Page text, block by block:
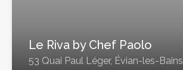
Le Riva by Chef Paolo
53 Quai Paul Léger, Évian-les-Bains